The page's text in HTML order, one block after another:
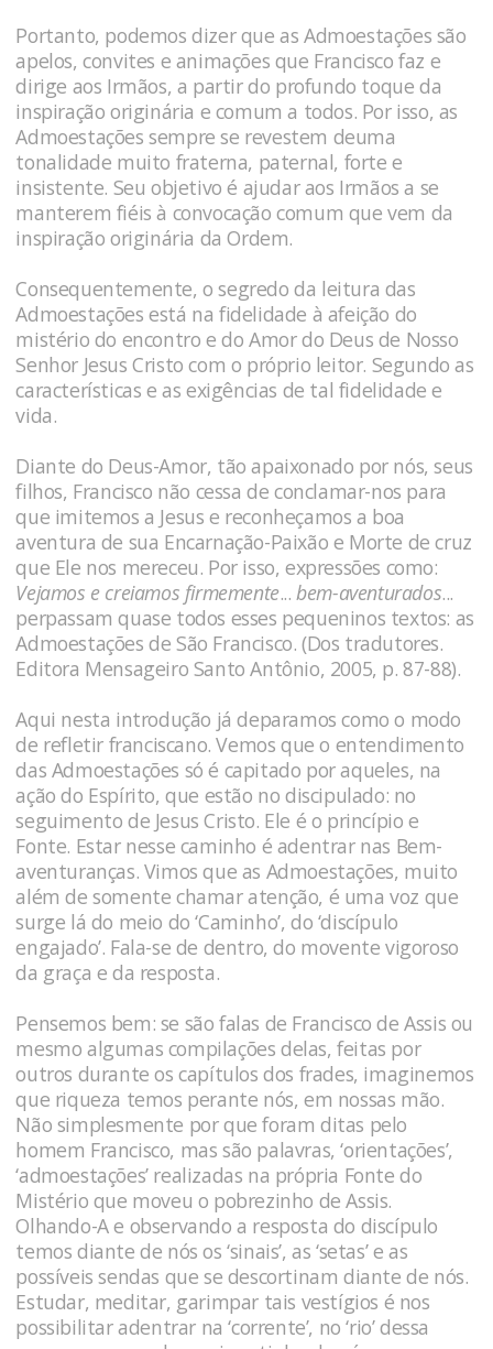
Portanto, podemos dizer que as Admoestações são
apelos, convites e animações que Francisco faz e
dirige aos Irmãos, a partir do profundo toque da
inspiração originária e comum a todos. Por isso, as
Admoestações sempre se revestem deuma
tonalidade muito fraterna, paternal, forte e
insistente. Seu objetivo é ajudar aos Irmãos a se
manterem fiéis à convocação comum que vem da
inspiração originária da Ordem.
Consequentemente, o segredo da leitura das
Admoestações está na fidelidade à afeição do
mistério do encontro e do Amor do Deus de Nosso
Senhor Jesus Cristo com o próprio leitor. Segundo as
características e as exigências de tal fidelidade e
vida.
Diante do Deus-Amor, tão apaixonado por nós, seus
filhos, Francisco não cessa de conclamar-nos para
que imitemos a Jesus e reconheçamos a boa
aventura de sua Encarnação-Paixão e Morte de cruz
que Ele nos mereceu. Por isso, expressões como:
Vejamos e creiamos firmemente...bem-aventurados...
perpassam quase todos esses pequeninos textos: as
Admoestações de São Francisco. (Dos tradutores.
Editora Mensageiro Santo Antônio, 2005, p. 87-88).
Aqui nesta introdução já deparamos como o modo
de refletir franciscano. Vemos que o entendimento
das Admoestações só é capitado por aqueles, na
ação do Espírito, que estão no discipulado: no
seguimento de Jesus Cristo. Ele é o princípio e
Fonte. Estar nesse caminho é adentrar nas Bem-
aventuranças. Vimos que as Admoestações, muito
além de somente chamar atenção, é uma voz que
surge lá do meio do ‘Caminho’, do ‘discípulo
engajado’. Fala-se de dentro, do movente vigoroso
da graça e da resposta.
Pensemos bem: se são falas de Francisco de Assis ou
mesmo algumas compilações delas, feitas por
outros durante os capítulos dos frades, imaginemos
que riqueza temos perante nós, em nossas mão.
Não simplesmente por que foram ditas pelo
homem Francisco, mas são palavras, ‘orientações’,
‘admoestações’ realizadas na própria Fonte do
Mistério que moveu o pobrezinho de Assis.
Olhando-A e observando a resposta do discípulo
temos diante de nós os ‘sinais’, as ‘setas’ e as
possíveis sendas que se descortinam diante de nós.
Estudar, meditar, garimpar tais vestígios é nos
possibilitar adentrar na ‘corrente’, no ‘rio’ dessa